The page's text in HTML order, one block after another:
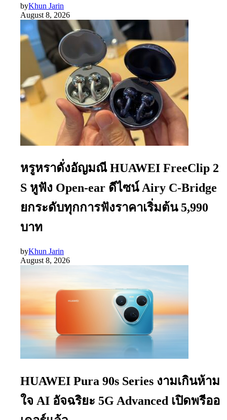
byKhun Jarin
August 8, 2026
หรูหราดั่งอัญมณี HUAWEI FreeClip 2
S หูฟัง Open-ear ดีไซน์ Airy C-Bridge
ยกระดับทุกการฟังราคาเริ่มต้น 5,990
บาท
byKhun Jarin
August 8, 2026
HUAWEI Pura 90s Series งามเกินห้าม
ใจ AI อัจฉริยะ 5G Advanced เปิดพรีออ